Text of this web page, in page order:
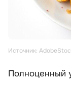
Источник:
Полноценный